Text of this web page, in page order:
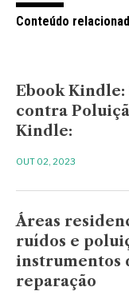
Conteúdo
Ebook
contra
Kindle:
OUT 02, 2023
Áreas
ruídos e
instrumentos
reparação